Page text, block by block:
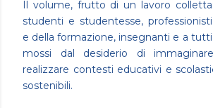
Il volume, frutto di un lavoro
studenti e studentesse,
e della formazione, insegnanti e a
mossi dal desiderio di
realizzare contesti educativi e
sostenibili.